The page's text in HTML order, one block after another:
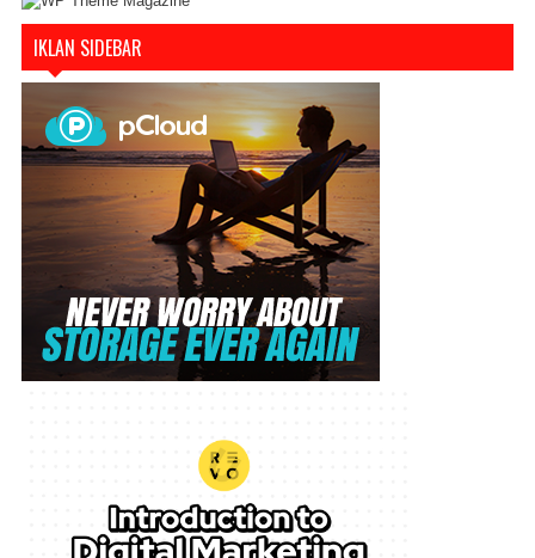
IKLAN SIDEBAR